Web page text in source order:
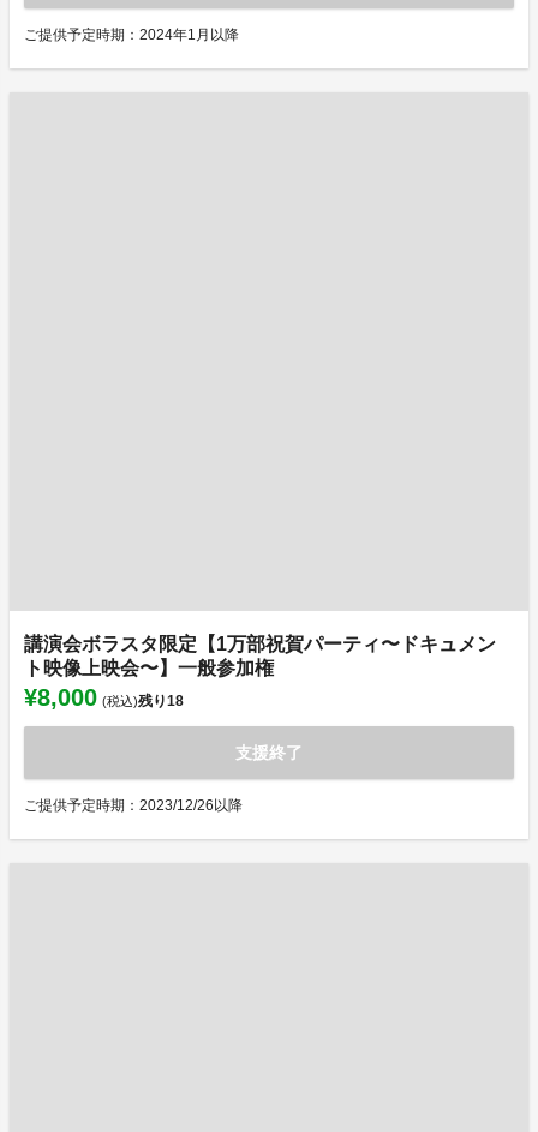
ご提供予定時期：2024年1月以降
講演会ボラスタ限定【1万部祝賀パーティ〜ドキュメン
ト映像上映会〜】一般参加権
¥8,000 (税込)残り18
支援終了
ご提供予定時期：2023/12/26以降